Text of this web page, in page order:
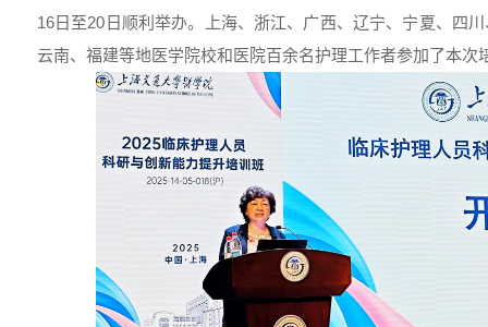
16日至20日顺利举办。上海、浙江、广西、辽宁、宁夏、四
云南、福建等地医学院校和医院百余名护理工作者参加了本次